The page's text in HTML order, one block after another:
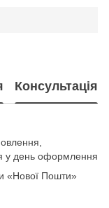
Консультація
у день оформлення
«Нової Пошти»